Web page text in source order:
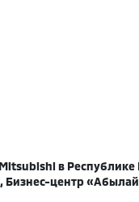
в Республике
центр